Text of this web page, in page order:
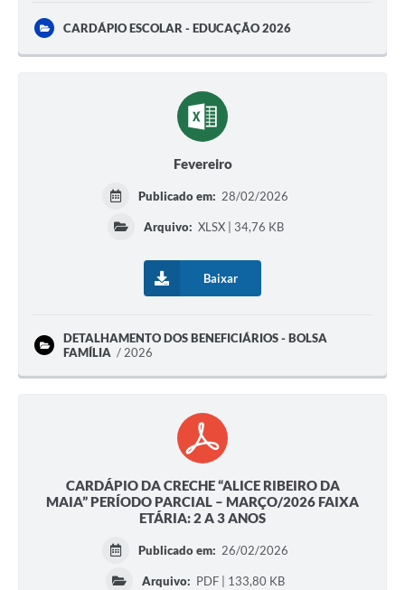
CARDÁPIO ESCOLAR - EDUCAÇÃO 2026
Fevereiro
Publicado em: 28/02/2026
Arquivo: XLSX | 34,76 KB
Baixar
DETALHAMENTO DOS BENEFICIÁRIOS - BOLSA
FAMÍLIA
2026
CARDÁPIO DA CRECHE “ALICE RIBEIRO DA
MAIA” PERÍODO PARCIAL – MARÇO/2026 FAIXA
ETÁRIA: 2 A 3 ANOS
Publicado em: 26/02/2026
Arquivo: PDF | 133,80 KB